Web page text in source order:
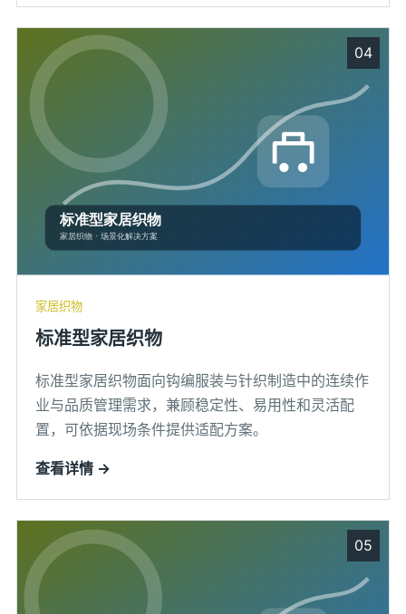
04
家居织物
标准型家居织物
标准型家居织物面向钩编服装与针织制造中的连续作
业与品质管理需求，兼顾稳定性、易用性和灵活配
置，可依据现场条件提供适配方案。
查看详情 →
05